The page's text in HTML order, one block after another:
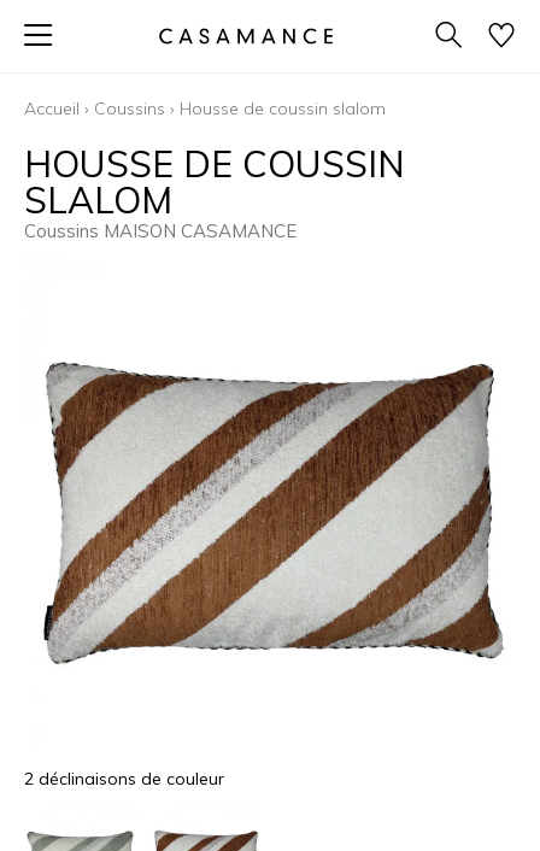
Accueil › Coussins › Housse de coussin slalom
HOUSSE DE COUSSIN
SLALOM
Coussins MAISON CASAMANCE
2 déclinaisons de couleur